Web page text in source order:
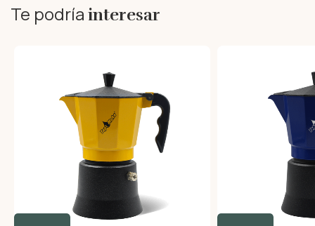
Te podría interesar